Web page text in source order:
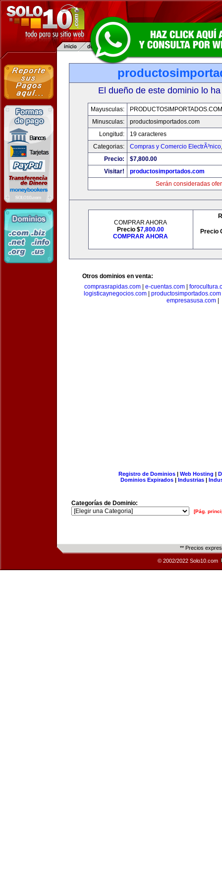
El dueño de este dominio lo
Mayusculas:
PRODUCTOSIMPORTADOS.COM
Minusculas:
productosimportados.com
Longitud:
19 caracteres
Categorias:
Compras y Comercio ElectrÃ³nico
Precio:
$7,800.00
Visitar!
productosimportados.com
Serán consideradas
COMPRAR AHORA
Precio $7,800.00
COMPRAR AHORA
Precio
Otros dominios en venta:
comprasrapidas.com
e-cuentas.com
logisticaynegocios.com
productosimportados.com
empresasusa.com
Registro de Dominios| Web Hosting |
Dominios Expirados | Industrias |
Categorías de Dominio:
[Pág.
** Precios
© 2002/2022 Solo10.com